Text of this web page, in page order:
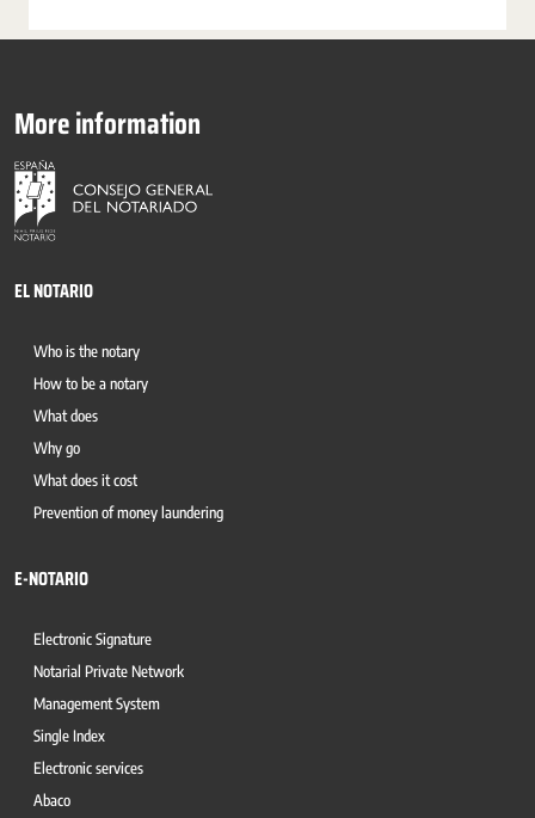
More information
EL NOTARIO
Who is the notary
How to be a notary
What does
Why go
What does it cost
Prevention of money laundering
E-NOTARIO
Electronic Signature
Notarial Private Network
Management System
Single Index
Electronic services
Abaco